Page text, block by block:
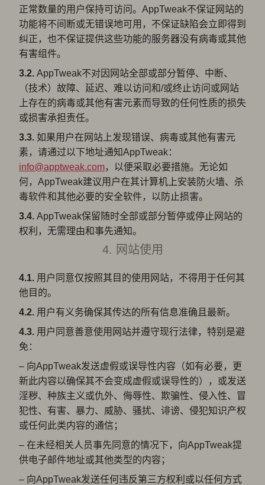
正常数量的用户保持可访问。AppTweak不保证网站的
功能将不间断或无错误地可用，不保证缺陷会立即得到
纠正，也不保证提供这些功能的服务器没有病毒或其他
有害组件。
3.2. AppTweak不对因网站全部或部分暂停、中断、
（技术）故障、延迟、难以访问和/或终止访问或网站
上存在的病毒或其他有害元素而导致的任何性质的损失
或损害承担责任。
3.3. 如果用户在网站上发现错误、病毒或其他有害元
素，请通过以下地址通知AppTweak：
info@apptweak.com，以便采取必要措施。无论如
何，AppTweak建议用户在其计算机上安装防火墙、杀
毒软件和其他必要的安全软件，以防止损害。
3.4. AppTweak保留随时全部或部分暂停或停止网站的
权利，无需理由和事先通知。
4. 网站使用
4.1. 用户同意仅按照其目的使用网站，不得用于任何其
他目的。
4.2. 用户有义务确保其传达的所有信息准确且最新。
4.3. 用户同意善意使用网站并遵守现行法律，特别是避
免：
– 向AppTweak发送虚假或误导性内容（如有必要，更
新此内容以确保其不会变成虚假或误导性的），或发送
淫秽、种族主义或仇外、侮辱性、欺骗性、侵入性、冒
犯性、有害、暴力、威胁、骚扰、诽谤、侵犯知识产权
或任何此类内容的通信；
– 在未经相关人员事先同意的情况下，向AppTweak提
供电子邮件地址或其他类型的内容；
– 向AppTweak发送任何违反第三方权利或以任何方式